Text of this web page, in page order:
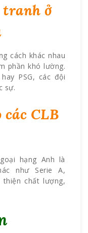
ở
cách khác nhau
phần khó lường.
PSG, các đội
sự.
các CLB
hạng Anh là
như Serie A,
thiện chất lượng,